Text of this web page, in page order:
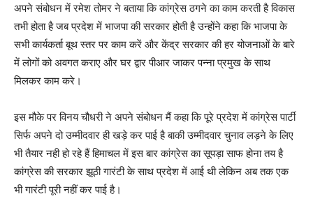
अपने संबोधन में रमेश तोमर ने बताया कि कांग्रेस ठगने का काम करती है विकास
तभी होता है जब प्रदेश में भाजपा की सरकार होती है उन्होंने कहा कि भाजपा के
सभी कार्यकर्ता बूथ स्तर पर काम करें और केंद्र सरकार की हर योजनाओं के बारे
में लोगों को अवगत कराए और घर द्वार पीआर जाकर पन्ना प्रमुख के साथ
मिलकर काम करे।
इस मौके पर विनय चौधरी ने अपने संबोधन मैं कहा कि पूरे प्रदेश में कांग्रेस पार्टी
सिर्फ अपने दो उम्मीदवार ही खड़े कर पाई है बाकी उम्मीदवार चुनाव लड़ने के लिए
भी तैयार नही हो रहे हैं हिमाचल में इस बार कांग्रेस का सूपड़ा साफ होना तय है
कांग्रेस की सरकार झूठी गारंटी के साथ प्रदेश में आई थी लेकिन अब तक एक
भी गारंटी पूरी नहीं कर पाई है।